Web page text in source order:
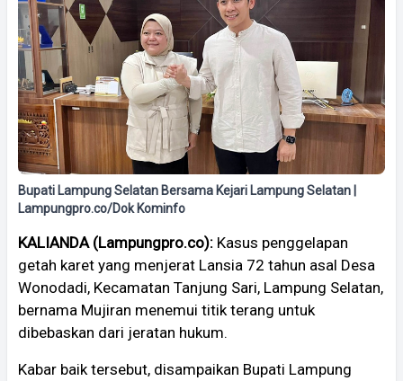
Bupati Lampung Selatan Bersama Kejari Lampung Selatan |
Lampungpro.co/Dok Kominfo
KALIANDA (Lampungpro.co): Kasus penggelapan
getah karet yang menjerat Lansia 72 tahun asal Desa
Wonodadi, Kecamatan Tanjung Sari, Lampung Selatan,
bernama Mujiran menemui titik terang untuk
dibebaskan dari jeratan hukum.
Kabar baik tersebut, disampaikan Bupati Lampung